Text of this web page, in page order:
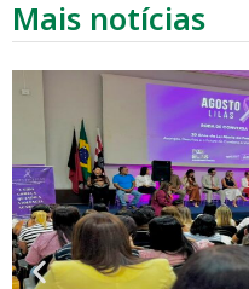
Mais notícias